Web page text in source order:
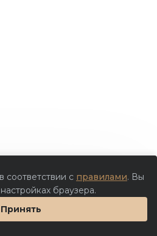
соответствии с правилами. Вы
браузера.
Принять